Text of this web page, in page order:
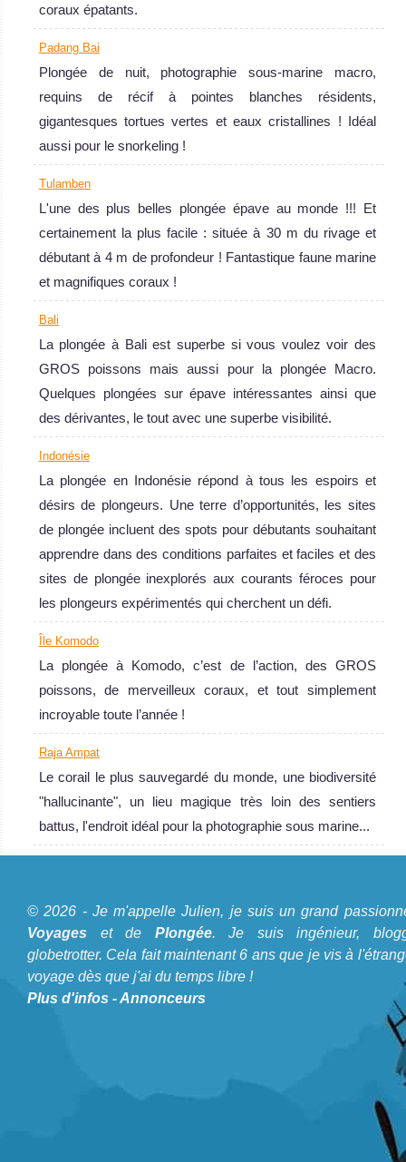
Indonésie
La plongée en Indonésie répond à tous les espoirs et
désirs de plongeurs. Une terre d’opportunités, les sites de
plongée incluent des spots pour débutants souhaitant
apprendre dans des conditions parfaites et faciles et des
sites de plongée inexplorés aux courants féroces pour les
plongeurs expérimentés qui cherchent un défi.
Indonésie Avis sur la plongée
Île Komodo
La plongée à Komodo, c’est de l’action, des GROS
poissons, de merveilleux coraux, et tout simplement
incroyable toute l’année !
Île Komodo Avis sur la plongée
Raja
Ampat
Le corail le plus
monde, une
biodiversité
Raja Ampat Avis
sur la plongée
coraux épatants.
Padang Bai
Plongée de nuit, photographie sous-marine macro,
requins de récif à pointes blanches résidents,
gigantesques tortues vertes et eaux cristallines ! Idéal
aussi pour le snorkeling !
Tulamben
L'une des plus belles plongée épave au monde !!! Et
certainement la plus facile : située à 30 m du rivage et
débutant à 4 m de profondeur ! Fantastique faune marine
et magnifiques coraux !
Bali
La plongée à Bali est superbe si vous voulez voir des
GROS poissons mais aussi pour la plongée Macro.
Quelques plongées sur épave intéressantes ainsi que
des dérivantes, le tout avec une superbe visibilité.
Indonésie
La plongée en Indonésie répond à tous les espoirs et
désirs de plongeurs. Une terre d’opportunités, les sites
de plongée incluent des spots pour débutants souhaitant
apprendre dans des conditions parfaites et faciles et des
sites de plongée inexplorés aux courants féroces pour
les plongeurs expérimentés qui cherchent un défi.
Île Komodo
La plongée à Komodo, c’est de l’action, des GROS
poissons, de merveilleux coraux, et tout simplement
incroyable toute l’année !
Raja Ampat
Le corail le plus sauvegardé du monde, une biodiversité
"hallucinante", un lieu magique très loin des sentiers
battus, l'endroit idéal pour la photographie sous marine...
Je m'appelle Julien, je suis un grand passionné de
Voyageset de Plongée. Je suis ingénieur, bloggeur,
globetrotter. Cela fait maintenant 6 ans que je vis à
l'étranger et voyage dès que j'ai du temps libre !
© 2026 - Je m'appelle Julien, je suis un grand
Voyages et de Plongée. Je suis ingénieur,
globetrotter. Cela fait maintenant 6 ans que je vis à
voyage dès que j'ai du temps libre !
Plus d'infos -Annonceurs